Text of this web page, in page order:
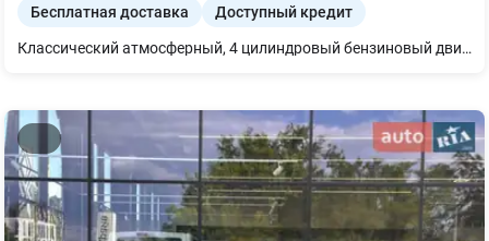
Бесплатная доставка Доступный кредит
Классический атмосферный, 4 цилиндровый бензиновый двигатель 1.5 - 116 л.с. Коробка автоматическая бесступенчатая Пред-максимальная комплектация комфорт: Кожаный салон Виртуальная панель приборов Обновленный качественный мультимедиа с антибликовым покрытием Датчик света Регулировка водительского сиденья в 6 положениях Кондиционер Панорамная крыша Камера заднего хода и парктроники Apple Carplay/Android Auto